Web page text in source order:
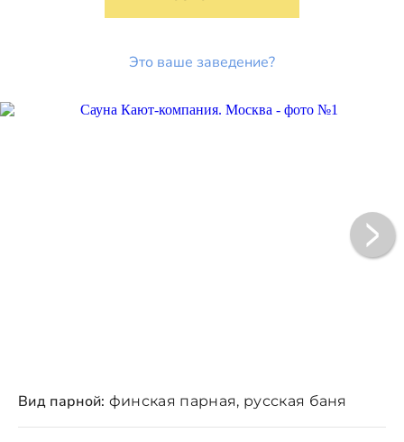
Это ваше заведение?
Вид парной: финская парная, русская баня